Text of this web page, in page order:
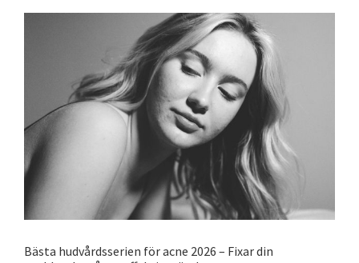
Bästa hudvårdsserien för acne 2026 – Fixar din